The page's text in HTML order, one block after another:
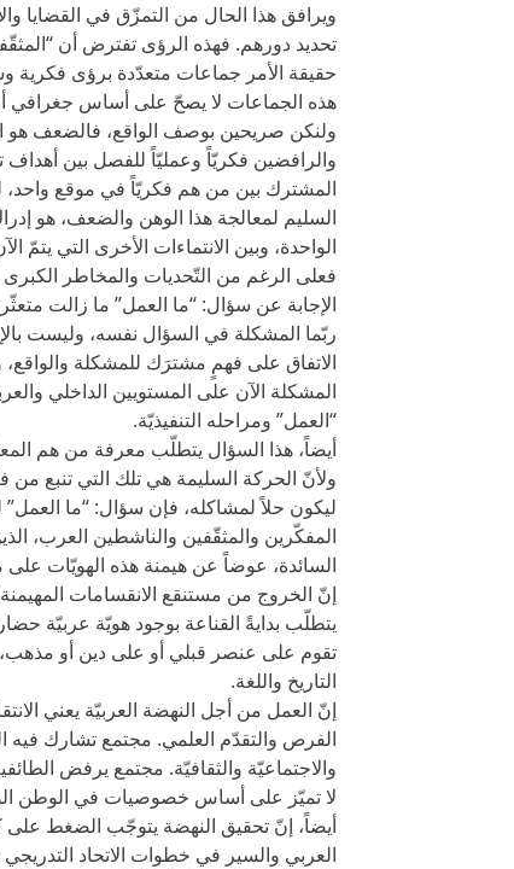
ويرافق هذا الحال من التمزّق في القضايا
تحديد دورهم. فهذه الرؤى تفترض أن
حقيقة الأمر جماعات متعدّدة برؤى فكرية
هذه الجماعات لا يصحّ على أساس جغرافي
ولنكن صريحين بوصف الواقع، فالضعف هو
والرافضين فكريّاً وعمليّاً للفصل بين أهداف
المشترك بين من هم فكريّاً في موقع واحد،
السليم لمعالجة هذا الوهن والضعف، هو
الواحدة، وبين الانتماءات الأخرى التي
فعلى الرغم من التّحديات والمخاطر الكبرى
الإجابة عن سؤال: “ما العمل” ما زالت
ربّما المشكلة في السؤال نفسه، وليست
الاتفاق على فهمٍ مشترَك للمشكلة
المشكلة الآن على المستويين الداخلي
“العمل” ومراحله التنفيذيّة.
أيضاً، هذا السؤال يتطلّب معرفة من هم
ولأنّ الحركة السليمة هي تلك التي تنبع
ليكون حلاً لمشاكله، فإن سؤال: “ما العمل”
المفكّرين والمثقّفين والناشطين العرب،
السائدة، عوضاً عن هيمنة هذه الهويّات
إنّ الخروج من مستنقع الانقسامات
يتطلّب بدايةً القناعة بوجود هويّة عربيّة
تقوم على عنصر قبلي أو على دين أو
التاريخ واللغة.
إنّ العمل من أجل النهضة العربيّة يعني
الفرص والتقدّم العلمي. مجتمع تشارك فيه
والاجتماعيّة والثقافيّة. مجتمع يرفض
لا تميّز على أساس خصوصيات في الوطن
أيضاً، إنّ تحقيق النهضة يتوجّب الضغط على
العربي والسير في خطوات الاتحاد